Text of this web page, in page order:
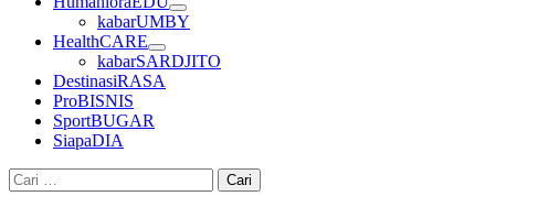
kabarUMBY
HealthCARE
kabarSARDJITO
DestinasiRASA
ProBISNIS
SportBUGAR
SiapaDIA
Cari
untuk: